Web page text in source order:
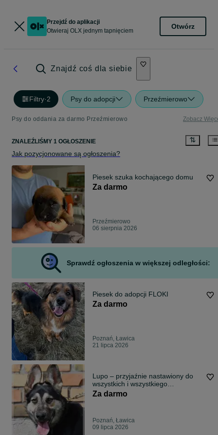
Przejdź do aplikacji
Otwieraj OLX jednym tapnięciem
Otwórz
Znajdź coś dla siebie
Filtry·2 Psy do adopcji Przeźmierowo
Psy do oddania za darmo Przeźmierowo Zobacz
ZNALEŹLIŚMY 1 OGŁOSZENIE
Jak pozycjonowane są ogłoszenia?
Piesek szuka kochającego domu
Za darmo
Przeźmierowo
06 sierpnia 2026
Sprawdź ogłoszenia w większej odległości:
Piesek do adopcji FLOKI
Za darmo
Poznań, Ławica
21 lipca 2026
Lupo – przyjaźnie nastawiony do
wszystkich i wszystkiego
młodzieniec
Za darmo
Poznań, Ławica
09 lipca 2026